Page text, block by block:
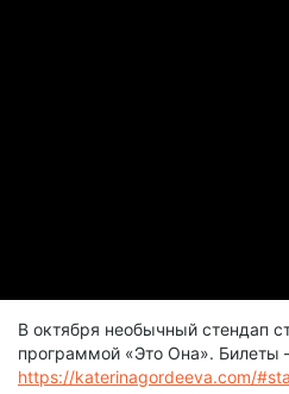
В октября необычный стендап
программой «Это Она». Билеты
https://katerinagordeeva.com/